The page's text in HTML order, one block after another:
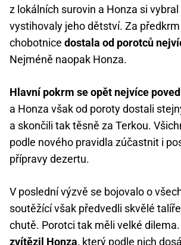
z lokálních surovin a Honza si vybral
vystihovaly jeho dětství. Za
chobotnice dostala od porotců
Nejméně naopak Honza.
Hlavní pokrm se opět nejvíce
a Honza však od poroty dostali
a skončili tak těsně za Terkou.
podle nového pravidla zúčastnit i
přípravy dezertu.
V poslední výzvě se bojovalo o
soutěžící však předvedli skvělé
chutě. Porotci tak měli velké dilema.
zvítězil Honza, který podle nich